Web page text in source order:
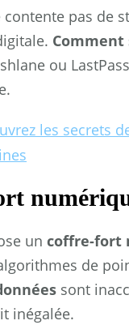
contente pas de
ou
les secrets
un coffre-fort
de
sont
inégalée.